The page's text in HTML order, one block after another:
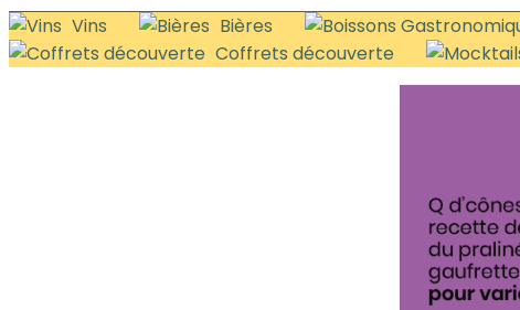
Vins Bières
Coffrets découverte